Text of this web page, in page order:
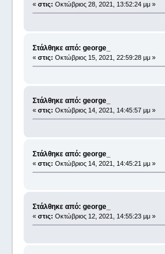
« στις: Οκτώβριος 28, 2021, 13:52:24 μμ »
Στάλθηκε από: george_
« στις: Οκτώβριος 15, 2021, 22:59:28 μμ »
Στάλθηκε από: george_
« στις: Οκτώβριος 14, 2021, 14:45:57 μμ »
Στάλθηκε από: george_
« στις: Οκτώβριος 14, 2021, 14:45:21 μμ »
Στάλθηκε από: george_
« στις: Οκτώβριος 12, 2021, 14:55:23 μμ »